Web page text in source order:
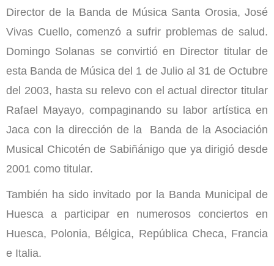
Director de la Banda de Música Santa Orosia, José
Vivas Cuello, comenzó a sufrir problemas de salud.
Domingo Solanas se convirtió en Director titular de
esta Banda de Música del 1 de Julio al 31 de Octubre
del 2003, hasta su relevo con el actual director titular
Rafael Mayayo, compaginando su labor artística en
Jaca con la dirección de la Banda de la Asociación
Musical Chicotén de Sabiñánigo que ya dirigió desde
2001 como titular.
También ha sido invitado por la Banda Municipal de
Huesca a participar en numerosos conciertos en
Huesca, Polonia, Bélgica, República Checa, Francia
e Italia.